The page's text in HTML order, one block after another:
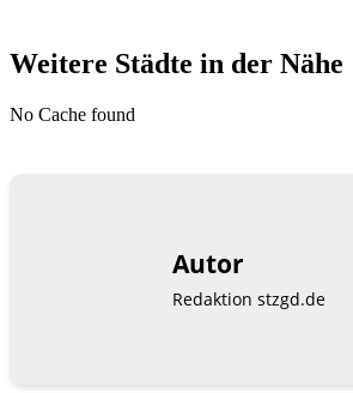
Weitere Städte in der Nähe
No Cache found
Autor
Redaktion stzgd.de